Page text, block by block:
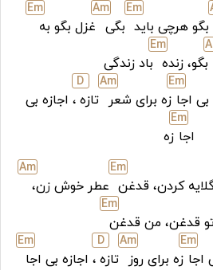
بگو هرچی باید
Em
بگی
Am
غزل بگو به
Em
A
بگو، زنده
Em
باد زندگی
بی اجا
Em
زه برای شعر
Am
تازه
D
، اجازه بی
اجا
Em
زه
کردن، قدغن
Em
عطر خوشزن،
Am
قدغن، من قدغن
Em
اجا
Em
زه برای روز
Am
تازه
D
، اجازه بی اجا
Em